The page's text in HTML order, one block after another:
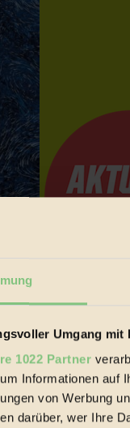
Umgang mit
1022 Partner
Informationen auf
von Werbung
darüber, wer Ihre
und seine
in Mitteleuropa
Entleerung voll